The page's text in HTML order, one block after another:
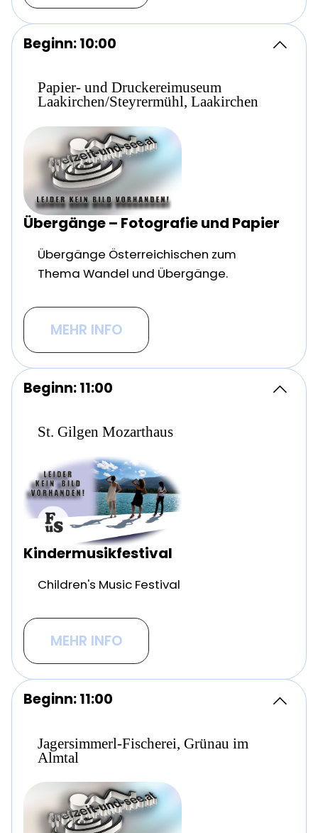
Beginn: 10:00
Papier- und Druckereimuseum
Laakirchen/Steyrermühl, Laakirchen
Übergänge – Fotografie und Papier
Übergänge Österreichischen zum
Thema Wandel und Übergänge.
MEHR INFO
Beginn: 11:00
St. Gilgen Mozarthaus
Kindermusikfestival
Children's Music Festival
MEHR INFO
Beginn: 11:00
Jagersimmerl-Fischerei, Grünau im
Almtal